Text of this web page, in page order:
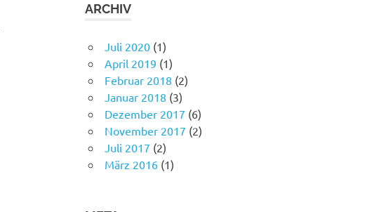
ARCHIV
Juli 2020 (1)
April 2019 (1)
Februar 2018 (2)
Januar 2018 (3)
Dezember 2017 (6)
November 2017 (2)
Juli 2017 (2)
März 2016 (1)